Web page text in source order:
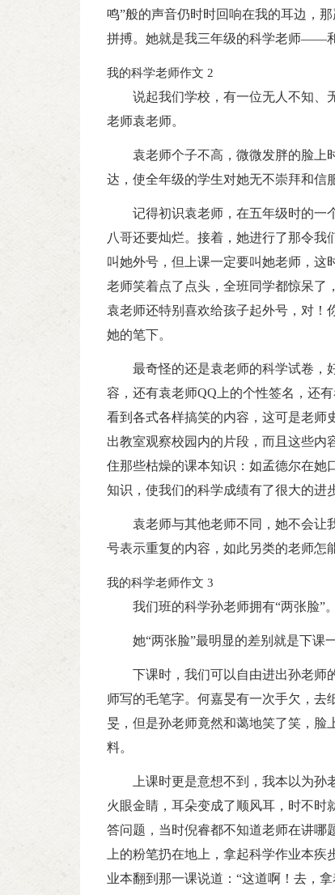
鸣”般的声音仍时时回响在我的耳边，
拼搏。她就是我三年级的科学老师——和
我的科学老师作文 2
说起我们学校，有一位无人不知、
老师袁老师。
袁老师个子不高，微微发胖的脸上
达，使全年级的学生对她无不崇拜和信
记得初识袁老师，在五年级时的一
八哥还要灿烂。接着，她进行了那令我
叫她外号，但上课一定要叫她老师，这
老师笑着点了点头，全班同学都惊呆了
袁老师还特别喜欢给孩子起外号，对！
她的笔下。
最奇怪的还是袁老师的科学试卷，
容，还有袁老师QQ上的个性签名，还
看到各式各样搞笑的内容，这可是老师
出教室观察校园内的片段，而且这些内
住那些枯燥的课本知识：如孟德尔在她
知识，使我们的科学成绩有了很大的进
袁老师与其他老师不同，她不会让
号表示重复的内容，如此另类的老师怎
我的科学老师作文 3
我们班的科学孙老师拥有“两张脸”。
她“两张脸”最明显的差别就是下课
下课时，我们可以自由进出孙老师
师写的毛笔字。何嘉旻有一次手欠，去
旻，但是孙老师竟然和蔼地笑了笑，脸
料。
上课时更是意想不到，我本以为
火眼金睛，耳朵变成了顺风耳，时不时
答问题，当时倪睿都不知道老师在讲哪
上的粉笔扔在地上，拿起科学作业本
业本翻到那一课说道：“这道啊！去，